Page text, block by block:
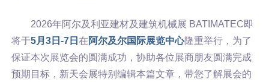
2026年阿尔及利亚建材及建筑机械展 BATIMATEC即
将于5月3日-7日 在阿尔及尔国际展览中心隆重举行，为了
保证本次展览会的圆满成功，协助各位展商朋友圆满完成
预期目标，新天会展特别编辑本篇文章，带您了解展会的